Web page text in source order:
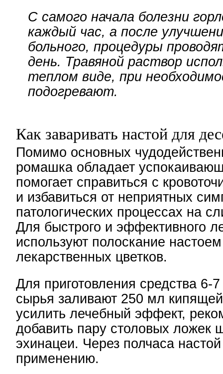
С самого начала болезни
каждый час, а после
больного, процедуры
день. Травяной раствор
теплом виде, при
подогревают.
Как заваривать настой для
Помимо основных
ромашка обладает
помогает справиться с
и избавиться от неприятных
патологических процессах на
Для быстрого и эффективного
используют полоскание настоем
лекарственных цветков.
Для приготовления средства 6-7
сырья заливают 250 мл
усилить лечебный эффект,
добавить пару столовых ложек
эхинацеи. Через полчаса настой
применению.